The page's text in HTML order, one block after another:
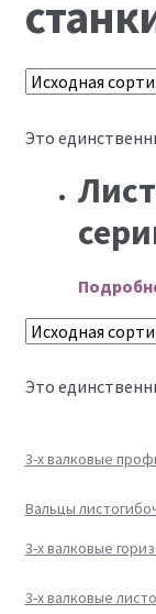
Это
Это
3-х валковые
Вальцы
3-х валковые
3-х валковые